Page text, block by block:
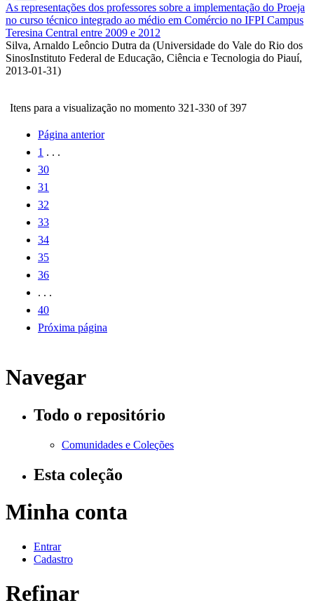
As representações dos professores sobre a implementação do Proeja
no curso técnico integrado ao médio em Comércio no IFPI Campus
Teresina Central entre 2009 e 2012
Silva, Arnaldo Leôncio Dutra da (Universidade do Vale do Rio dos
SinosInstituto Federal de Educação, Ciência e Tecnologia do Piauí,
2013-01-31)
Itens para a visualização no momento 321-330 of 397
Página anterior
1 . . .
30
31
32
33
34
35
36
. . .
40
Próxima página
Navegar
Todo o repositório
Comunidades e Coleções
Esta coleção
Minha conta
Entrar
Cadastro
Refinar